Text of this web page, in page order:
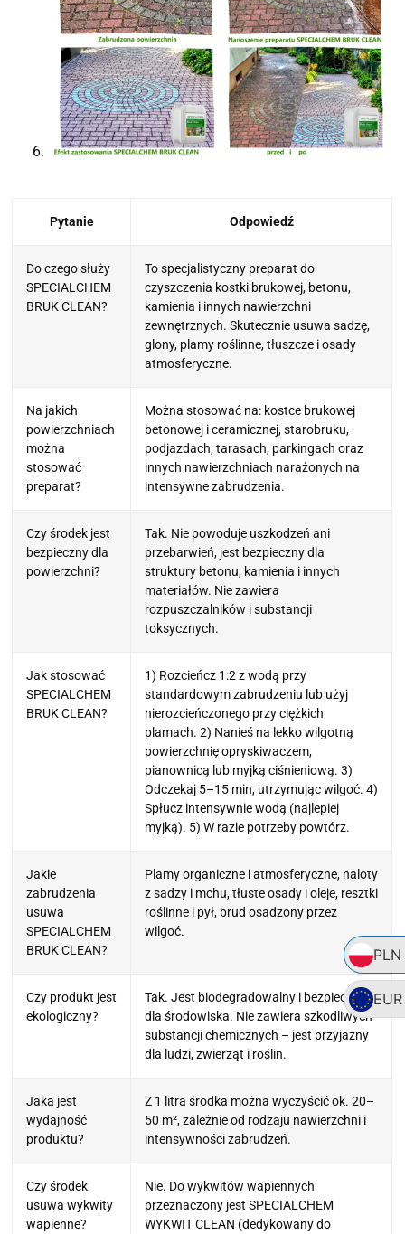
PLN
EUR
Pytanie Odpowiedź
Do czego służy
SPECIALCHEM
BRUK CLEAN?
To specjalistyczny preparat do
czyszczenia kostki brukowej, betonu,
kamienia i innych nawierzchni
zewnętrznych. Skutecznie usuwa sadzę,
glony, plamy roślinne, tłuszcze i osady
atmosferyczne.
Na jakich
powierzchniach
można
stosować
preparat?
Można stosować na: kostce brukowej
betonowej i ceramicznej, starobruku,
podjazdach, tarasach, parkingach oraz
innych nawierzchniach narażonych na
intensywne zabrudzenia.
Czy środek jest
bezpieczny dla
powierzchni?
Tak. Nie powoduje uszkodzeń ani
przebarwień, jest bezpieczny dla
struktury betonu, kamienia i innych
materiałów. Nie zawiera
rozpuszczalników i substancji
toksycznych.
Jak stosować
SPECIALCHEM
BRUK CLEAN?
1) Rozcieńcz 1:2 z wodą przy
standardowym zabrudzeniu lub użyj
nierozcieńczonego przy ciężkich
plamach. 2) Nanieś na lekko wilgotną
powierzchnię opryskiwaczem,
pianownicą lub myjką ciśnieniową. 3)
Odczekaj 5–15 min, utrzymując wilgoć. 4)
Spłucz intensywnie wodą (najlepiej
myjką). 5) W razie potrzeby powtórz.
Jakie
zabrudzenia
usuwa
SPECIALCHEM
BRUK CLEAN?
Plamy organiczne i atmosferyczne, naloty
z sadzy i mchu, tłuste osady i oleje, resztki
roślinne i pył, brud osadzony przez
wilgoć.
Czy produkt jest
ekologiczny?
Tak. Jest biodegradowalny i bezpieczny
dla środowiska. Nie zawiera szkodliwych
substancji chemicznych – jest przyjazny
dla ludzi, zwierząt i roślin.
Jaka jest
wydajność
produktu?
Z 1 litra środka można wyczyścić ok. 20–
50 m², zależnie od rodzaju nawierzchni i
intensywności zabrudzeń.
Czy środek
usuwa wykwity
wapienne?
Nie. Do wykwitów wapiennych
przeznaczony jest SPECIALCHEM
WYKWIT CLEAN (dedykowany do